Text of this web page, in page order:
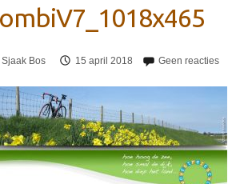
Sjaak Bos 15 april 2018